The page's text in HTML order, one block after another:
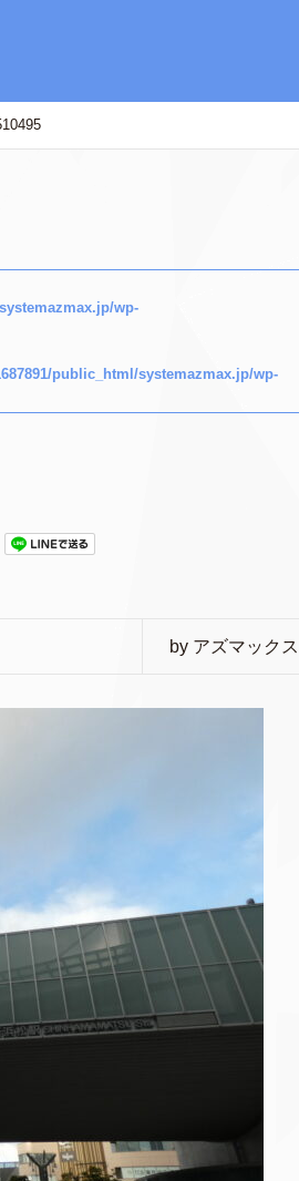
wp-
public_html/systemazmax.jp/wp-
by アズマックス